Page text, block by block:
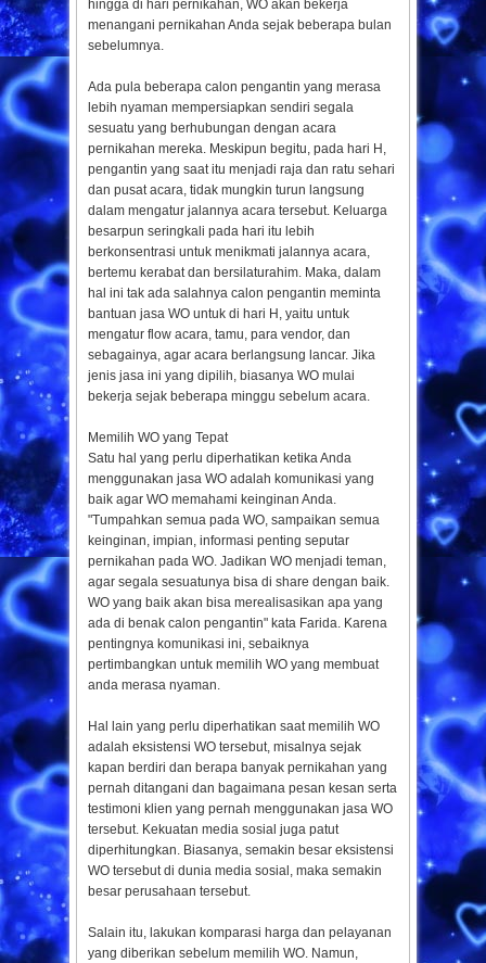
hingga di hari pernikahan, WO akan bekerja
menangani pernikahan Anda sejak beberapa bulan
sebelumnya.
Ada pula beberapa calon pengantin yang merasa
lebih nyaman mempersiapkan sendiri segala
sesuatu yang berhubungan dengan acara
pernikahan mereka. Meskipun begitu, pada hari H,
pengantin yang saat itu menjadi raja dan ratu sehari
dan pusat acara, tidak mungkin turun langsung
dalam mengatur jalannya acara tersebut. Keluarga
besarpun seringkali pada hari itu lebih
berkonsentrasi untuk menikmati jalannya acara,
bertemu kerabat dan bersilaturahim. Maka, dalam
hal ini tak ada salahnya calon pengantin meminta
bantuan jasa WO untuk di hari H, yaitu untuk
mengatur flow acara, tamu, para vendor, dan
sebagainya, agar acara berlangsung lancar. Jika
jenis jasa ini yang dipilih, biasanya WO mulai
bekerja sejak beberapa minggu sebelum acara.
Memilih WO yang Tepat
Satu hal yang perlu diperhatikan ketika Anda
menggunakan jasa WO adalah komunikasi yang
baik agar WO memahami keinginan Anda.
"Tumpahkan semua pada WO, sampaikan semua
keinginan, impian, informasi penting seputar
pernikahan pada WO. Jadikan WO menjadi teman,
agar segala sesuatunya bisa di share dengan baik.
WO yang baik akan bisa merealisasikan apa yang
ada di benak calon pengantin" kata Farida. Karena
pentingnya komunikasi ini, sebaiknya
pertimbangkan untuk memilih WO yang membuat
anda merasa nyaman.
Hal lain yang perlu diperhatikan saat memilih WO
adalah eksistensi WO tersebut, misalnya sejak
kapan berdiri dan berapa banyak pernikahan yang
pernah ditangani dan bagaimana pesan kesan serta
testimoni klien yang pernah menggunakan jasa WO
tersebut. Kekuatan media sosial juga patut
diperhitungkan. Biasanya, semakin besar eksistensi
WO tersebut di dunia media sosial, maka semakin
besar perusahaan tersebut.
Salain itu, lakukan komparasi harga dan pelayanan
yang diberikan sebelum memilih WO. Namun,